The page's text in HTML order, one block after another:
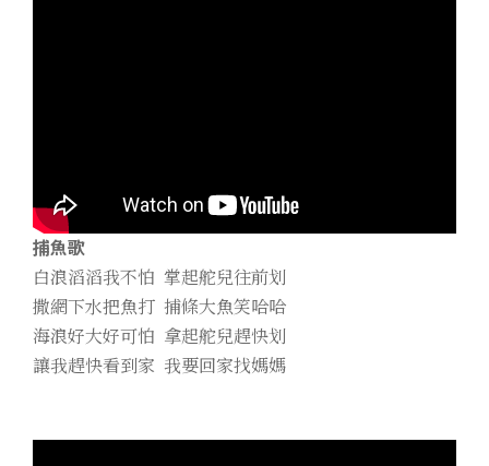
捕魚歌
白浪滔滔我不怕 掌起舵兒往前划
撒網下水把魚打 捕條大魚笑哈哈
海浪好大好可怕 拿起舵兒趕快划
讓我趕快看到家 我要回家找媽媽